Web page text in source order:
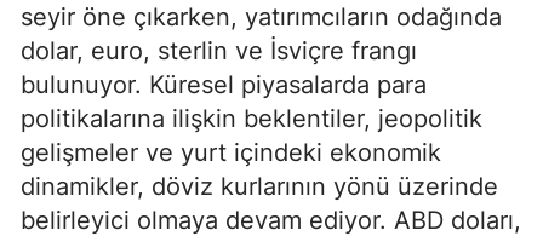
seyir öne çıkarken, yatırımcıların odağında
dolar, euro, sterlin ve İsviçre frangı
bulunuyor. Küresel piyasalarda para
politikalarına ilişkin beklentiler, jeopolitik
gelişmeler ve yurt içindeki ekonomik
dinamikler, döviz kurlarının yönü üzerinde
belirleyici olmaya devam ediyor. ABD doları,